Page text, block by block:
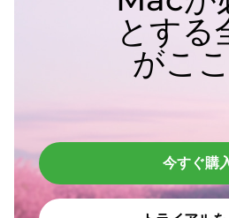
とする
がこ
今すぐ購